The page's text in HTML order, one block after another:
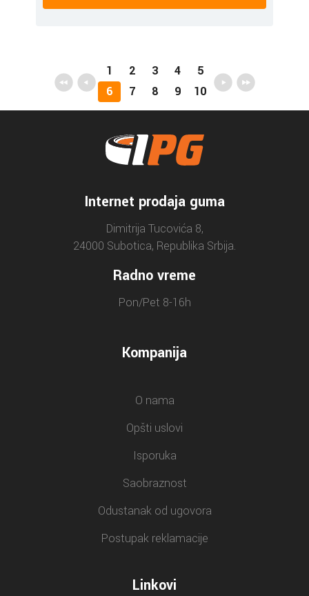
1 2 3 4
5
6
7 8 9 10
Internet prodaja guma
Dimitrija Tucovića 8,
24000 Subotica, Republika Srbija.
Radno vreme
Pon/Pet 8-16h
Kompanija
O nama
Opšti uslovi
Isporuka
Saobraznost
Odustanak od ugovora
Postupak reklamacije
Linkovi